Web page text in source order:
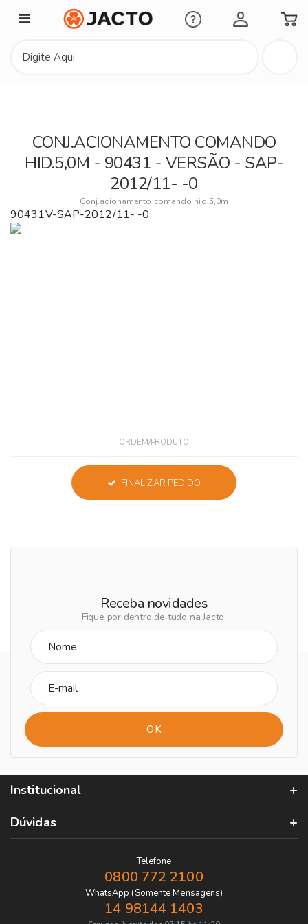
Minha Conta
CONJ.ACIONAMENTO COMANDO
HID.5,0M - 90431 - VERSÃO - SAP-
2012/11- -0
Conj.acionamento comando hid.5,0m
90431V-SAP-2012/11- -0
ORDEM/PRODUTO
FINALIZAR PEDIDO
Receba novidades
Fique por dentro de tudo na Jacto.
Institucional
Dúvidas
Telefone
0800 772 2100
WhatsApp (Somente Mensagens)
14 98144 1403